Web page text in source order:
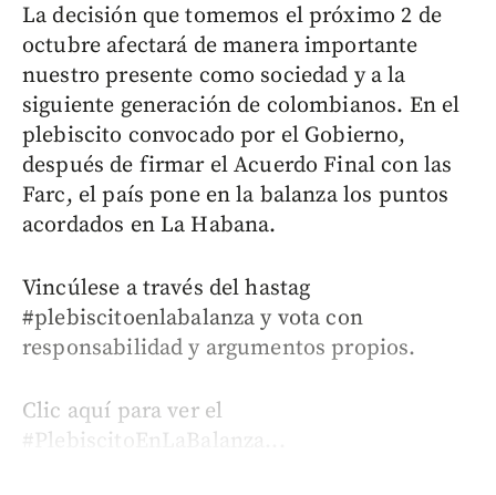
La decisión que tomemos el próximo 2 de
octubre afectará de manera importante
nuestro presente como sociedad y a la
siguiente generación de colombianos. En el
plebiscito convocado por el Gobierno,
después de firmar el Acuerdo Final con las
Farc, el país pone en la balanza los puntos
acordados en La Habana.
Vincúlese a través del hastag
#plebiscitoenlabalanza y vota con
responsabilidad y argumentos propios.
Clic aquí para ver el
#PlebiscitoEnLaBalanza...